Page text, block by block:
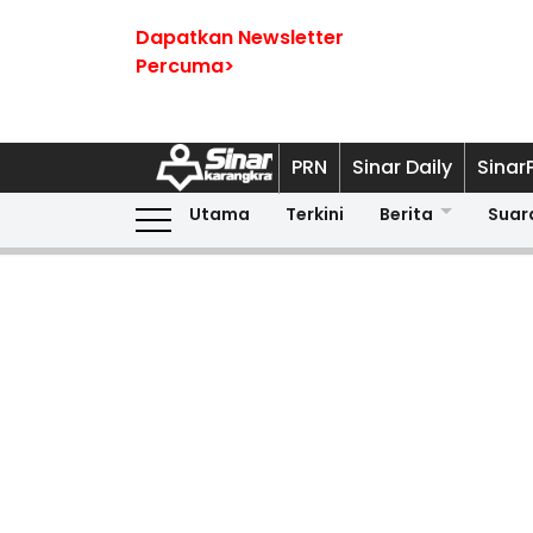
Dapatkan Newsletter
Percuma>
PRN Sinar Daily
Utama Terkini Berita